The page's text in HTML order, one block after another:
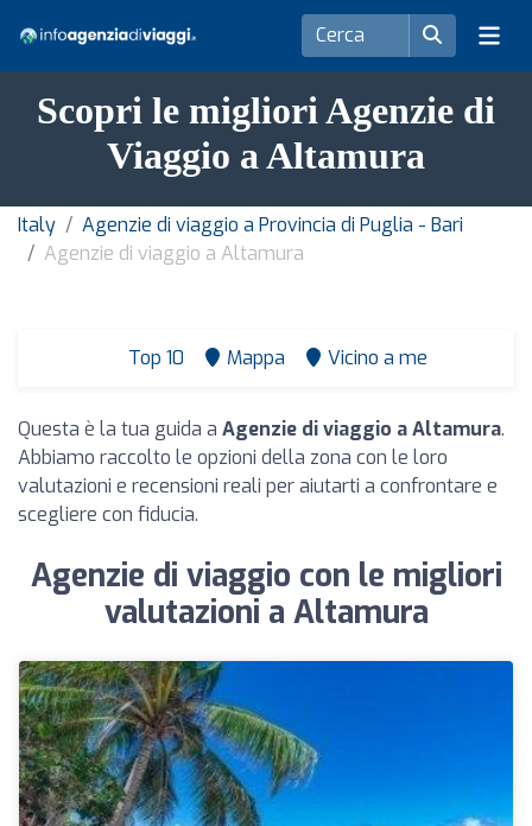
Scopri le migliori Agenzie di
Viaggio a Altamura
Italy
Agenzie di viaggio a Provincia di Puglia - Bari
Agenzie di viaggio a Altamura
Top 10 Mappa Vicino a me
Questa è la tua guida a Agenzie di viaggio a Altamura.
Abbiamo raccolto le opzioni della zona con le loro
valutazioni e recensioni reali per aiutarti a confrontare e
scegliere con fiducia.
Agenzie di viaggio con le migliori
valutazioni a Altamura